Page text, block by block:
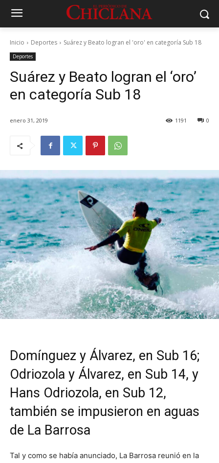
Inicio Deportes Suárez y Beato logran el 'oro' en categoría Sub 18
Deportes
Suárez y Beato logran el ‘oro’
en categoría Sub 18
enero 31, 2019 0
1191
Domínguez y Álvarez, en Sub 16;
Odriozola y Álvarez, en Sub 14, y
Hans Odriozola, en Sub 12,
también se impusieron en aguas
de La Barrosa
Tal y como se había anunciado, La Barrosa reunió en la